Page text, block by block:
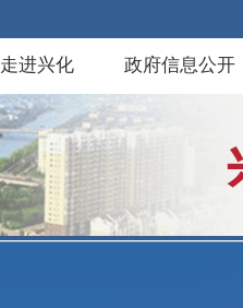
走进兴化 政府信息公开